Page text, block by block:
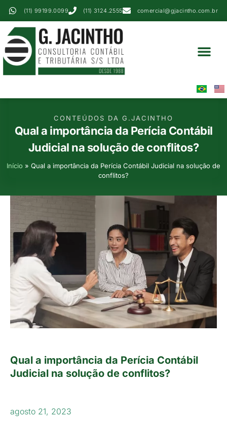
(11) 99199.0099 (11) 3124.2555 comercial@gjacintho.com.br
CONTEÚDOS DA G.JACINTHO
Qual a importância da Perícia Contábil
Judicial na solução de conflitos?
Início » Qual a importância da Perícia Contábil Judicial na solução de
conflitos?
Qual a importância da Perícia Contábil
Judicial na solução de conflitos?
agosto 21, 2023